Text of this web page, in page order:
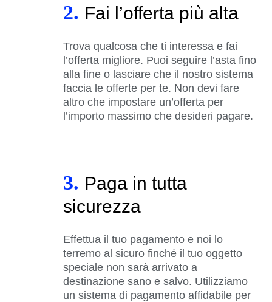
2. Fai l’offerta più alta
Trova qualcosa che ti interessa e fai
l’offerta migliore. Puoi seguire l’asta fino
alla fine o lasciare che il nostro sistema
faccia le offerte per te. Non devi fare
altro che impostare un’offerta per
l’importo massimo che desideri pagare.
3. Paga in tutta
sicurezza
Effettua il tuo pagamento e noi lo
terremo al sicuro finché il tuo oggetto
speciale non sarà arrivato a
destinazione sano e salvo. Utilizziamo
un sistema di pagamento affidabile per